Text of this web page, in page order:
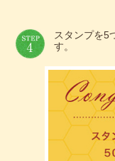
スタンプを5
す。